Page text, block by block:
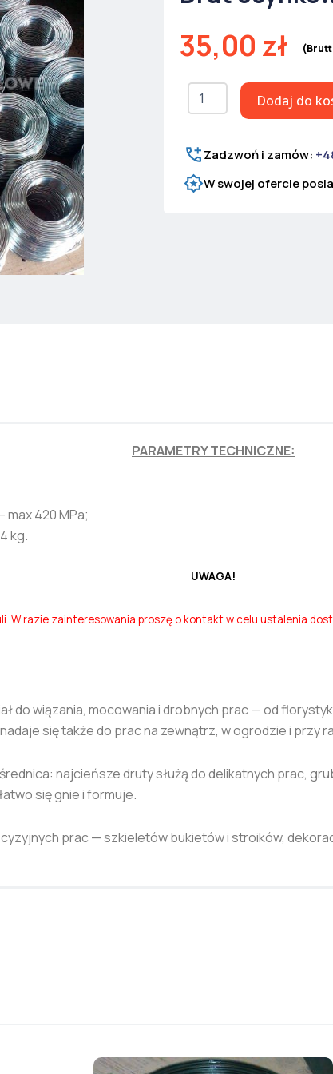
35,00 zł
ilość
Drut
ocynkowany
0,20
Dodaj do
Zadzwoń i zamów:
W swojej ofercie
PARAMETRY TECHNICZNE:
max 420 MPa;
kg.
UWAGA!
W razie zainteresowania proszę o kontakt w celu ustalenia
do wiązania, mocowania i drobnych prac — od
się także do prac na zewnątrz, w ogrodzie i przy
najcieńsze druty służą do delikatnych prac,
się gnie i formuje.
prac — szkieletów bukietów i stroików,